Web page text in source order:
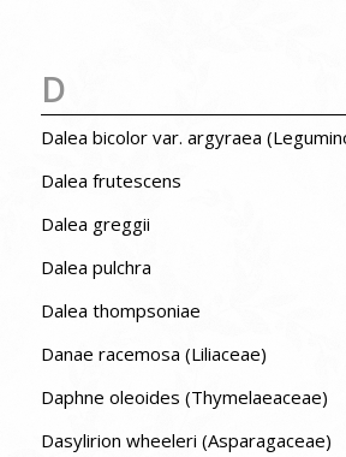
D
Dalea bicolor var. argyraea
Dalea frutescens
Dalea greggii
Dalea pulchra
Dalea thompsoniae
Danae racemosa (Liliaceae)
Daphne oleoides (Thymelaeaceae)
Dasylirion wheeleri (Asparagaceae)